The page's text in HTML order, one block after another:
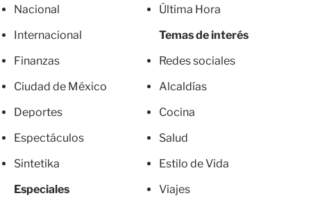
Nacional
Internacional
Finanzas
Ciudad de México
Deportes
Espectáculos
Sintetika
Especiales
Última Hora
Temas de interés
Redes sociales
Alcaldías
Cocina
Salud
Estilo de Vida
Viajes